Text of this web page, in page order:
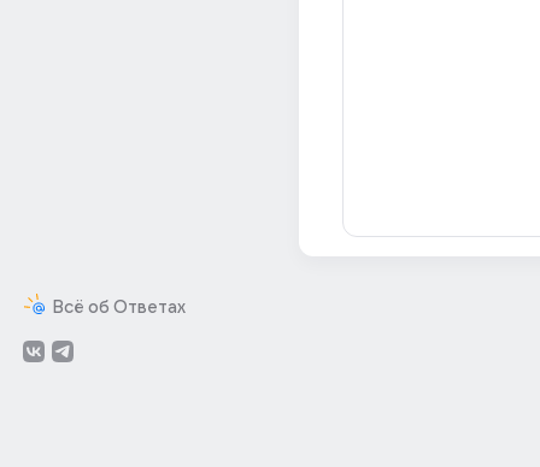
Всё об Ответах